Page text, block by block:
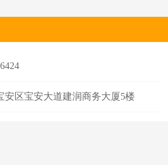
安区宝安大道建润商务大厦5楼